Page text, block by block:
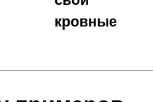
кровные